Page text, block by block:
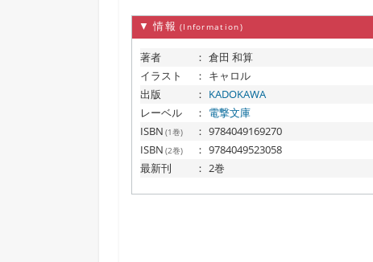
▼ 情報 (Information)
著者 ： 倉田 和算
イラスト
： キャロル
出版
： KADOKAWA
レーベル
： 電撃文庫
ISBN (1巻) ： 9784049169270
ISBN (2巻) ： 9784049523058
最新刊
： 2巻